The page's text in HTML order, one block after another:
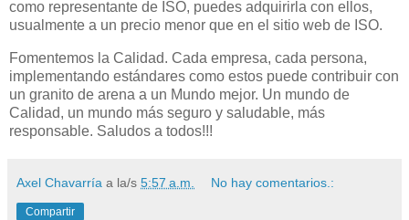
como representante de ISO, puedes adquirirla con ellos,
usualmente a un precio menor que en el sitio web de ISO.
Fomentemos la Calidad. Cada empresa, cada persona,
implementando estándares como estos puede contribuir con
un granito de arena a un Mundo mejor. Un mundo de
Calidad, un mundo más seguro y saludable, más
responsable. Saludos a todos!!!
Axel Chavarría a la/s 5:57 a.m. No hay comentarios.:
Compartir